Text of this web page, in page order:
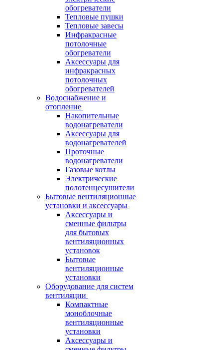
обогреватели
Тепловые пушки
Тепловые завесы
Инфракрасные
потолочные
обогреватели
Аксессуары для
инфракрасных
потолочных
обогревателей
Водоснабжение и
отопление
Накопительные
водонагреватели
Аксессуары для
водонагревателей
Проточные
водонагреватели
Газовые котлы
Электрические
полотенцесушители
Бытовые вентиляционные
установки и аксессуары
Аксессуары и
сменные фильтры
для бытовых
вентиляционных
установок
Бытовые
вентиляционные
установки
Оборудование для систем
вентиляции
Компактные
моноблочные
вентиляционные
установки
Аксессуары и